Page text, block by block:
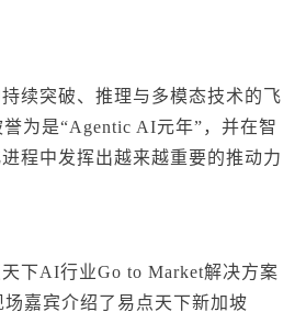
续突破、推理与多模态技术的飞
为是“Agentic AI元年”，并在智
程中发挥出越来越重要的推动力
下AI行业Go to Market解决方案
场嘉宾介绍了易点天下新加坡